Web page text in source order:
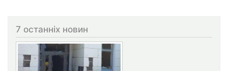
7 останніх новин